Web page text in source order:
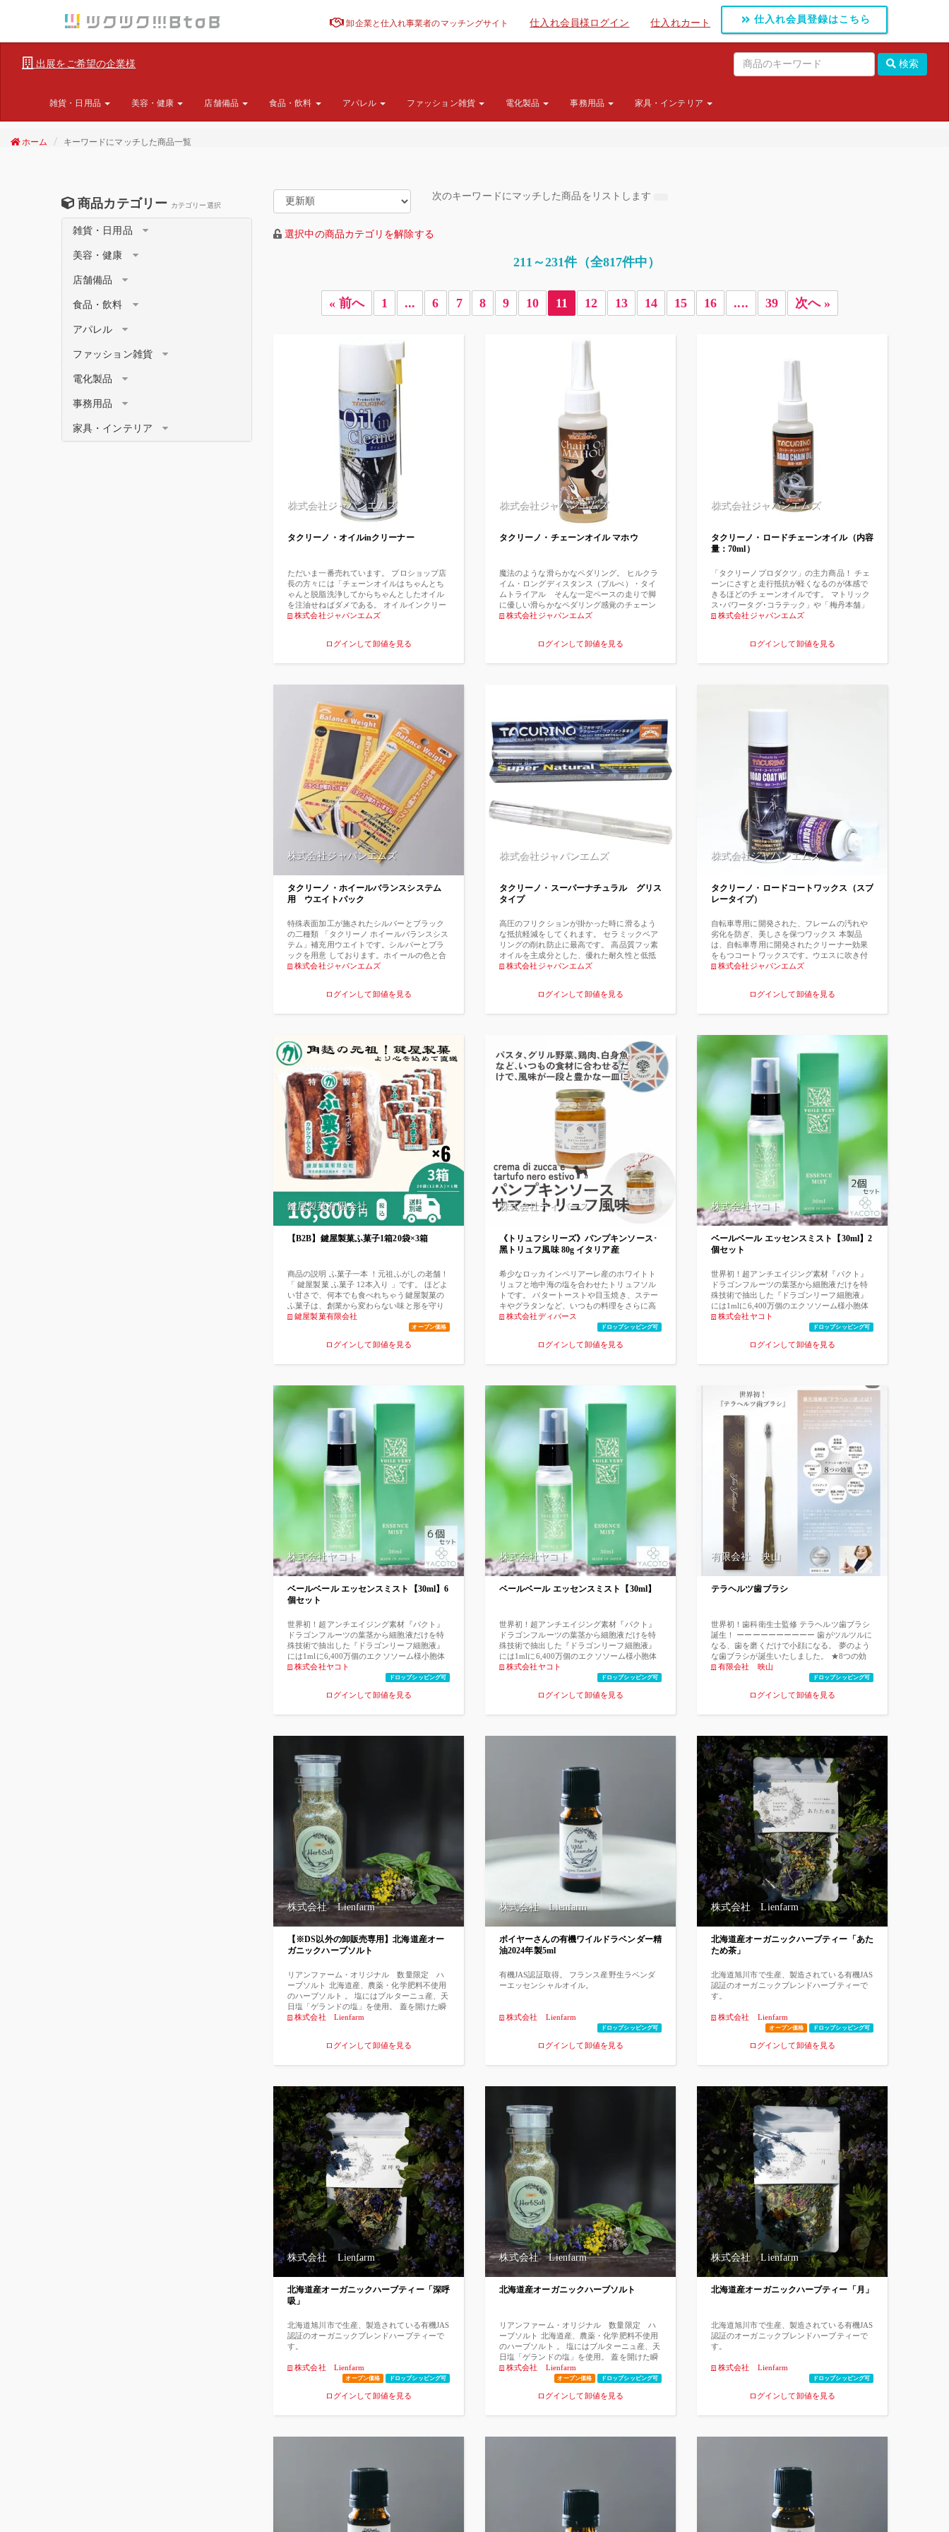
卸企業と仕入れ事業者のマッチングサイト 仕入れ会員様ログイン 仕入れカート 仕入れ会員登録はこちら
出展をご希望の企業様 検索
雑貨・日用品 美容・健康 店舗備品 食品・飲料 アパレル ファッション雑貨 電化製品 事務用品 家具・インテリア
ホーム キーワードにマッチした商品一覧
商品カテゴリー カテゴリー選択
雑貨・日用品
美容・健康
店舗備品
食品・飲料
アパレル
ファッション雑貨
電化製品
事務用品
家具・インテリア
次のキーワードにマッチした商品をリストします
選択中の商品カテゴリを解除する
211～231件（全817件中）
« 前へ 1 ... 6 7 8 9 10 11 12 13 14 15 16 .... 39 次へ »
株式会社ジャパンエムズ
タクリーノ・オイルinクリーナー
ただいま一番売れています。 プロショップ店
長の方々には「チェーンオイルはちゃんとち
ゃんと脱脂洗浄してからちゃんとしたオイル
を注油せねばダメである。 オイルインクリー
ナーは中途半端である」とおっしゃる人もお
ーみたいなのを望まれる方も実際多いので
たいです。 洗浄するだけで同時に注油ができ
る便利もの。 面倒くささもなくて、チェーン
も油かすがつかず綺麗さを保てます。 300km
に一度ほど使用してください。
株式会社ジャパンエムズ
ログインして卸値を見る
株式会社ジャパンエムズ
タクリーノ・チェーンオイル マホウ
魔法のような滑らかなペダリング。 ヒルクラ
イム・ロングディスタンス（ブルべ）・タイ
ムトライアル そんな一定ペースの走りで脚
に優しい滑らかなペダリング感覚のチェーン
オイルです。 坦々と踏んでいると筋疲労がた
属の表面にクッションみたいな皮膜をつくる
剤（秘密です）を加えることにより、高負荷
でもパワーロスが少ないです。 「魔法」のよ
うな走りを体感してください。
株式会社ジャパンエムズ
ログインして卸値を見る
株式会社ジャパンエムズ
タクリーノ・ロードチェーンオイル（内容
量：70ml）
「タクリーノプロダクツ」の主力商品！ チェ
ーンにさすと走行抵抗が軽くなるのが体感で
きるほどのチェーンオイルです。 マトリック
ス･パワータグ･コラテック」や「梅丹本舗」
の選手が使用し数々の勝利に輝き絶賛してい
グで褒めていただいております。 ロード用と
ります。 ではなぜ「タクリーノ･ロードチェ
なのか？」ということから考えていきましょ
う。 まずチェーンオイルは、チェーンリンク
の中にオイルが入っていなければ潤滑の意味
がないということを認識しましょう。 ところ
がチェーンリンクの中というのは回転しなが
ら圧力もかかるので、一度浸透して中に入っ
たオイルが遠心力などで外へ逃げ出しやすい
構造になっています。 つまり外側はオイルで
光っていてもリンクの中がカラカラであった
なら、走行抵抗も大きいし音成りもするとい
うわけです。 「タクリーノ･ロードチェーン
オイル」は粘性が低く走行抵抗が低い上に、
いよう考えられています。 そうした「リンク
内への留まり」が他社では真似の出来ない高
た、高純度の化学合成オイルを100％近く配合
しているのは市場に出回っているものではこ
の「タクリーノ･ロードチェーンオイル」だけ
であることも付け加えておきましょう。 使い
方は簡単です。 チェーンを一度、パーツクリ
してください。 少し時間をおきますとリンク
ロードを除き、500kmに1回の注油をお勧めし
ます。
株式会社ジャパンエムズ
ログインして卸値を見る
株式会社ジャパンエムズ
タクリーノ・ホイールバランスシステム
用 ウエイトパック
特殊表面加工が施されたシルバーとブラック
の二種類 「タクリーノ ホイールバランスシス
テム」補充用ウエイトです。シルバーとブラ
ックを用意 しております。ホイールの色と合
わせてお選び下さい。
株式会社ジャパンエムズ
ログインして卸値を見る
株式会社ジャパンエムズ
タクリーノ・スーパーナチュラル グリス
タイプ
高圧のフリクションが掛かった時に滑るよう
な抵抗軽減をしてくれます。 セラミックベア
リングの削れ防止に最高です。 高品質フッ素
オイルを主成分とした、優れた耐久性と低抵
抗性を兼ね備えたベアリング用グリスです。
ス部の損傷を防ぎます。そして、鋼球ベアリ
株式会社ジャパンエムズ
ログインして卸値を見る
株式会社ジャパンエムズ
タクリーノ・ロードコートワックス（スプ
レータイプ）
自転車専用に開発された、フレームの汚れや
劣化を防ぎ、美しさを保つワックス 本製品
は、自転車専用に開発されたクリーナー効果
をもつコートワックスです。ウエスに吹き付
けて直接フレームや部品部(ブレーキング部)
リコンの皮膜による自然な輝きが発生し、ホ
る劣化を防ぎ、フレームの寿命を保ちます。
株式会社ジャパンエムズ
ログインして卸値を見る
鍵屋製菓有限会社
【B2B】鍵屋製菓ふ菓子1箱20袋×3箱
商品の説明 ふ菓子一本 ！元祖ふがしの老舗！
「 鍵屋製菓 ふ菓子 12本入り 」です。 ほどよ
い甘さで、何本でも食べれちゃう鍵屋製菓の
ふ菓子は、創業から変わらない味と形を守り
続けています！数少ない貴重なふ菓子工場の
味、ぜひご賞味ください！ 主な仕様 ・老舗の
形！サクッと軽くてとっても美味しい！「 鍵
ぜひご賞味ください！ ・やさしい甘さとふん
わり食感が魅力のふ菓子♪ティータイムのお茶
菓子や小腹が減ったときのおやつにも♪食べ応
えのあるロングタイプで、麩の面積が大きい
ので、ふんわりサクサクの食感を思う存分お
楽しみいただけます♪。短いものだと物足りず
に、ついもう1つと手が伸びてしまう人におす
すめですよ♪ ・甘い味わいのふ菓子は、実は
ヘルシーで栄養バランスのよいお菓子♪麩を原
料とするふ菓子は、たんぱく質や食物繊維な
どを含む、栄養バランスに優れています。脂
質が低くヘルシーなうえに、不足しがちな栄
養を摂取しやすいのも魅力。また、コーティ
ングに使われる黒糖には、ミネラル・ビタミ
ンなども豊富に含まれています ♪ ・ふ菓子
は、小麦粉を原料として作られた麩を乾燥さ
せ、黒糖などで甘みをつけたものです。その
作られるようになったのは、奈良時代ごろか
ら。当初は高級食品でしたが、江戸時代に入
とされています。 ・室温管理の徹底、厳重な
る検品のうえ商品を発送をさせていただいて
おります。 こちらの商品は大変割れやすい商
品となっており、配送の際に商品が一部破損
(割れる・欠ける等)してしまう場合がありま
す。 恐れ入りますが配送中による破損を理由
んのであらかじめご了承をお願い致します。
鍵屋製菓有限会社
オープン価格
ログインして卸値を見る
株式会社ディバース
《トリュフシリーズ》パンプキンソース･
黑トリュフ風味 80g イタリア産
希少なロッカインペリアーレ産のホワイトト
リュフと地中海の塩を合わせたトリュフソル
トです。 バタートーストや目玉焼き、ステー
キやグラタンなど、いつもの料理をさらに高
級料理店の味へ♪ かわいいミニサイズなので
ちょっとしたお土産におすすめしてます。
株式会社ディバース
ドロップシッピング可
ログインして卸値を見る
株式会社ヤコト
ベールベール エッセンスミスト【30ml】2
個セット
世界初！超アンチエイジング素材『パクト』
ドラゴンフルーツの葉茎から細胞液だけを特
殊技術で抽出した『ドラゴンリーフ細胞液』
には1mlに6,400万個のエクソソーム様小胞体
が入っており、この植物性エクソソームが、
特にお肌の真皮層に著しい細胞賦活効果を与
老化やトラブルに効果の高いビタミンA/C/Eを
ました。 通常、化粧水や美容液は成分として
の“水”が全体の多くを占めますが、このエッ
センスミストの全成分にはこの『パクト』が
95％と、ほぼ原液のエッセンスとなっており
ます。 ●ドラゴンリーフ細胞液とは 鹿児島県
徳之島で栽培されている「レッドドラゴンフ
ルーツ」の葉茎から特許技術を用いて抽出さ
れた、水を一切加えていない細胞液です。ド
ラゴンリーフの水分比率は全体の90％です
が、そのうち90％は細胞外水分で、細胞内水
分はわずか10％しかありません。その10％の
細胞内水分を抽出したものです。 20名を対象
としたパッチテストおよび55名を対象とした
アレルギーテストの結果はいずれも陰性であ
り、アンチエイジング抗老化作用（エラスタ
ーゼ阻害作用）の検証試験の結果、50%濃度
で9.4%、100%濃度で11.8%のエラスターゼ阻
害率を計測しています。また真皮線維芽細胞
を測定したところ、細胞当りのヒアルロン
の改善、ヒアルロン酸、コラーゲンの産生促
進などの真皮細胞の賦活効果が期待できま
す。 ●ビタミンA/C/Eリポソームとは 人間の
体には「TCA回路」というエネルギーを作り
出すためのシステムが備わっています。ビタ
ミンはこの回路を回転させる「エンジン」の
つ合わせてビタミンエース（ACE）とも呼ば
素」に対して大きな抗酸化力を発揮します。
この成分を深く浸透させたくても皮膚の角質
層にはバリアゾーンがあるので、一般的に美
容成分の浸透は難しいとされてきました。皮
膚に浸透することで知られているのは脂溶性
外用薬で、経皮吸収されやすい理由の１つと
して角質層全体としては脂溶性が高いことが
挙げられます。そこで注目されている新技術
が、リン脂質で出来ているため人体に異物と
認識されない極小のカプセル「リポソーム」
です。水溶性や脂溶性の美容有効成分を直径
50〜100nmのカプセルに内包し、肌の深部に
届けることができます。 ●その他の成分 / ベ
ルガモット果皮油 イタリアのベルガモで最初
に栽培されたことからついた、ミカン科の樹
高3メートルほどの樹木から採れる果実のオイ
ルです。酢酸リナリル、リモネン、リナロー
ルなどを含んでおり、主にアロマテラピーで
けにも使用されています。 その香りはリフレ
ッシュ効果があるとされ、ストレスを軽減
れています。 また、肌を柔らかくし、保湿効
果があるため、化粧品にも多く使用されてい
ます。 ●安全・安心処方 肌の深部に入るから
ラベンフリー ・エタノールフリー ・鉱物油不
使用 ・無着色 ・合成界面活性剤不使用
株式会社ヤコト
ドロップシッピング可
ログインして卸値を見る
株式会社ヤコト
ベールベール エッセンスミスト【30ml】6
個セット
世界初！超アンチエイジング素材『パクト』
ドラゴンフルーツの葉茎から細胞液だけを特
殊技術で抽出した『ドラゴンリーフ細胞液』
には1mlに6,400万個のエクソソーム様小胞体
が入っており、この植物性エクソソームが、
特にお肌の真皮層に著しい細胞賦活効果を与
老化やトラブルに効果の高いビタミンA/C/Eを
センスミストの全成分にはこの『パクト』が
95％と、ほぼ原液のエッセンスとなっており
ます。 ●ドラゴンリーフ細胞液とは 鹿児島県
徳之島で栽培されている「レッドドラゴンフ
ルーツ」の葉茎から特許技術を用いて抽出さ
れた、水を一切加えていない細胞液です。ド
ラゴンリーフの水分比率は全体の90％です
が、そのうち90％は細胞外水分で、細胞内水
分はわずか10％しかありません。その10％の
細胞内水分を抽出したものです。 20名を対象
としたパッチテストおよび55名を対象とした
アレルギーテストの結果はいずれも陰性であ
り、アンチエイジング抗老化作用（エラスタ
ーゼ阻害作用）の検証試験の結果、50%濃度
で9.4%、100%濃度で11.8%のエラスターゼ阻
害率を計測しています。また真皮線維芽細胞
を測定したところ、細胞当りのヒアルロン
酸、コラーゲン産生において顕著な上昇を示
の改善、ヒアルロン酸、コラーゲンの産生促
進などの真皮細胞の賦活効果が期待できま
す。 ●ビタミンA/C/Eリポソームとは 人間の
体には「TCA回路」というエネルギーを作り
出すためのシステムが備わっています。ビタ
つ合わせてビタミンエース（ACE）とも呼ば
素」に対して大きな抗酸化力を発揮します。
この成分を深く浸透させたくても皮膚の角質
層にはバリアゾーンがあるので、一般的に美
容成分の浸透は難しいとされてきました。皮
膚に浸透することで知られているのは脂溶性
外用薬で、経皮吸収されやすい理由の１つと
して角質層全体としては脂溶性が高いことが
挙げられます。そこで注目されている新技術
が、リン脂質で出来ているため人体に異物と
認識されない極小のカプセル「リポソーム」
です。水溶性や脂溶性の美容有効成分を直径
50〜100nmのカプセルに内包し、肌の深部に
届けることができます。 ●その他の成分 / ベ
ルガモット果皮油 イタリアのベルガモで最初
に栽培されたことからついた、ミカン科の樹
高3メートルほどの樹木から採れる果実のオイ
ルです。酢酸リナリル、リモネン、リナロー
ルなどを含んでおり、主にアロマテラピーで
けにも使用されています。 その香りはリフレ
ッシュ効果があるとされ、ストレスを軽減
れています。 また、肌を柔らかくし、保湿効
果があるため、化粧品にも多く使用されてい
ます。 ●安全・安心処方 肌の深部に入るから
ラベンフリー ・エタノールフリー ・鉱物油不
使用 ・無着色 ・合成界面活性剤不使用
株式会社ヤコト
ドロップシッピング可
ログインして卸値を見る
株式会社ヤコト
ベールベール エッセンスミスト【30ml】
世界初！超アンチエイジング素材『パクト』
ドラゴンフルーツの葉茎から細胞液だけを特
殊技術で抽出した『ドラゴンリーフ細胞液』
には1mlに6,400万個のエクソソーム様小胞体
が入っており、この植物性エクソソームが、
特にお肌の真皮層に著しい細胞賦活効果を与
老化やトラブルに効果の高いビタミンA/C/Eを
95％と、ほぼ原液のエッセンスとなっており
ます。 ●ドラゴンリーフ細胞液とは 鹿児島県
徳之島で栽培されている「レッドドラゴンフ
ルーツ」の葉茎から特許技術を用いて抽出さ
れた、水を一切加えていない細胞液です。ド
ラゴンリーフの水分比率は全体の90％です
が、そのうち90％は細胞外水分で、細胞内水
分はわずか10％しかありません。その10％の
細胞内水分を抽出したものです。 20名を対象
としたパッチテストおよび55名を対象とした
アレルギーテストの結果はいずれも陰性であ
り、アンチエイジング抗老化作用（エラスタ
ーゼ阻害作用）の検証試験の結果、50%濃度
で9.4%、100%濃度で11.8%のエラスターゼ阻
害率を計測しています。また真皮線維芽細胞
を測定したところ、細胞当りのヒアルロン
酸、コラーゲン産生において顕著な上昇を示
の改善、ヒアルロン酸、コラーゲンの産生促
進などの真皮細胞の賦活効果が期待できま
出すためのシステムが備わっています。ビタ
ミンはこの回路を回転させる「エンジン」の
つ合わせてビタミンエース（ACE）とも呼ば
層にはバリアゾーンがあるので、一般的に美
容成分の浸透は難しいとされてきました。皮
膚に浸透することで知られているのは脂溶性
外用薬で、経皮吸収されやすい理由の１つと
して角質層全体としては脂溶性が高いことが
挙げられます。そこで注目されている新技術
が、リン脂質で出来ているため人体に異物と
認識されない極小のカプセル「リポソーム」
です。水溶性や脂溶性の美容有効成分を直径
50〜100nmのカプセルに内包し、肌の深部に
届けることができます。 ●その他の成分 / ベ
ルガモット果皮油 イタリアのベルガモで最初
に栽培されたことからついた、ミカン科の樹
高3メートルほどの樹木から採れる果実のオイ
ルです。酢酸リナリル、リモネン、リナロー
ルなどを含んでおり、主にアロマテラピーで
けにも使用されています。 その香りはリフレ
れています。 また、肌を柔らかくし、保湿効
果があるため、化粧品にも多く使用されてい
ます。 ●安全・安心処方 肌の深部に入るから
こそ安全・安心処方にこだわりました。 ・パ
ラベンフリー ・エタノールフリー ・鉱物油不
使用 ・無着色 ・合成界面活性剤不使用
株式会社ヤコト
ドロップシッピング可
ログインして卸値を見る
有限会社 映山
テラヘルツ歯ブラシ
世界初！歯科衛生士監修 テラヘルツ歯ブラシ
誕生！ ーーーーーーーーーー 歯がツルツルに
なる、歯を磨くだけで小顔になる。 夢のよう
な歯ブラシが誕生いたしました。 ★8つの効
果 1．毛先が超極細の先端仕様 歯周ポケッ
トの奥や歯間まで毛が届き、歯垢をしっかり
で、凸凹のあるブラシに。 歯の表面などに付
とが出来ます。 4．特殊加工のテラヘルツ照
射により、口腔内の環境（菌バランス）を整
えます。 5．歯茎、内頬のマッサージで、引
き締め効果、内側のタルミをアップ。 6．口
腔内歯茎や法のリフトアップ。 7．歯の汚れ
や着色の除去などホワイトニング効果が期待
できます。 8．口腔内の血流促進の効果が期
待できます。 ーーーーーーーーーー 〜テラヘ
ルツ波とは〜 テラヘルツ波は、光と電波の中
間にあり、1秒間になんと1兆回振動する電磁
波であることから、1兆を意味する「テラ」を
つけて「テラヘルツ波」と呼ばれています。
NASAは、「テラヘルツ波は、生命の代謝・
成長・育成に不可欠な人体に有用な効果をも
たらす周波数である」と発表し、育成光線と
も呼ばれています。 テラヘルツ波は、全ての
生命から出ており、赤ちゃんが最も多く、加
齢とともに減少していきます。また、健康な
影響を受けやすく、人体の固有周波数とテラ
ヘルツ波の周波数が共鳴することで、細胞の
アップ、活性酸素の除去、血行促進すること
から、口腔内環境のバランス、身体の健康に
も効果が期待できます。
有限会社 映山
ドロップシッピング可
ログインして卸値を見る
株式会社 Lienfarm
【※DS以外の卸販売専用】北海道産オー
ガニックハーブソルト
リアンファーム・オリジナル 数量限定 ハ
ーブソルト 北海道産、農薬・化学肥料不使用
のハーブソルト 。 塩にはブルターニュ産、天
日塩「ゲランドの塩」を使用。 蓋を開けた瞬
間立ち上るハーブの豊かな香りは、お肉、お
れます。その年に採れたハーブのみを使用し
る事ができます。
株式会社 Lienfarm
ログインして卸値を見る
株式会社 Lienfarm
ボイヤーさんの有機ワイルドラベンダー精
油2024年製5ml
有機JAS認証取得。 フランス産野生ラベンダ
ーエッセンシャルオイル。
株式会社 Lienfarm
ドロップシッピング可
ログインして卸値を見る
株式会社 Lienfarm
北海道産オーガニックハーブティー「あた
ため茶」
北海道旭川市で生産、製造されている有機JAS
認証のオーガニックブレンドハーブティーで
す。
株式会社 Lienfarm
オープン価格 ドロップシッピング可
ログインして卸値を見る
株式会社 Lienfarm
北海道産オーガニックハーブティー「深呼
吸」
北海道旭川市で生産、製造されている有機JAS
認証のオーガニックブレンドハーブティーで
す。
株式会社 Lienfarm
オープン価格 ドロップシッピング可
ログインして卸値を見る
株式会社 Lienfarm
北海道産オーガニックハーブソルト
リアンファーム・オリジナル 数量限定 ハ
ーブソルト 北海道産、農薬・化学肥料不使用
のハーブソルト 。 塩にはブルターニュ産、天
日塩「ゲランドの塩」を使用。 蓋を開けた瞬
間立ち上るハーブの豊かな香りは、お肉、お
魚、サラダ、ピザ、パスタ、お野菜のスープ
れます。その年に採れたハーブのみを使用し
株式会社 Lienfarm
オープン価格 ドロップシッピング可
ログインして卸値を見る
株式会社 Lienfarm
北海道産オーガニックハーブティー「月」
北海道旭川市で生産、製造されている有機JAS
認証のオーガニックブレンドハーブティーで
す。
株式会社 Lienfarm
ドロップシッピング可
ログインして卸値を見る